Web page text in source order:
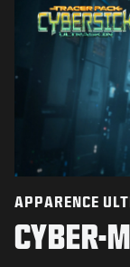
PASSE DE COMBAT
POINTS COD
BOUTIQUE
COMBAT BUILDS
JEUX
Activision
ce contenu
APPARENCE
CYBER-